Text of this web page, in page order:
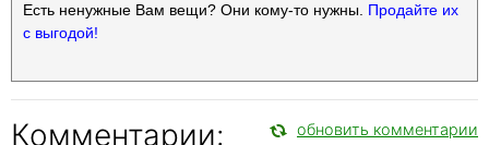
Есть ненужные Вам вещи? Они кому-то нужны. Продайте их
с выгодой!
Комментарии: обновить комментарии